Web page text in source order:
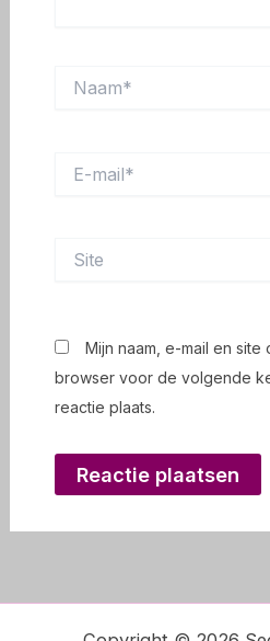
mail*
Mijn naam, e-mail en site
browser voor de volgende
reactie plaats.